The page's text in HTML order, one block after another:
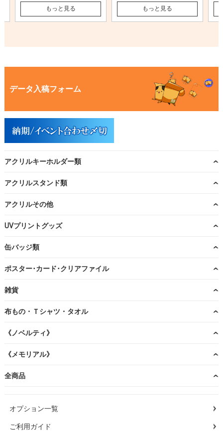
もっと見る もっと見る
データ入稿フォーム
アクリルキーホルダー類
アクリルスタンド類
アクリルその他
UVプリントグッズ
缶バッジ類
ポスター･カード･クリアファイル
雑貨
布もの・Ｔシャツ・タオル
《ノベルティ》
《メモリアル》
全商品
オプション一覧
ご利用ガイド